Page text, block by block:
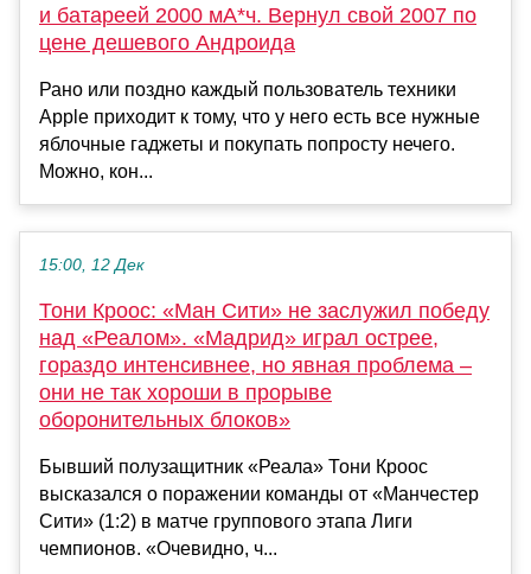
и батареей 2000 мА*ч. Вернул свой 2007 по
цене дешевого Андроида
Рано или поздно каждый пользователь техники
Apple приходит к тому, что у него есть все нужные
яблочные гаджеты и покупать попросту нечего.
Можно, кон...
15:00, 12 Дек
Тони Кроос: «Ман Сити» не заслужил победу
над «Реалом». «Мадрид» играл острее,
гораздо интенсивнее, но явная проблема –
они не так хороши в прорыве
оборонительных блоков»
Бывший полузащитник «Реала» Тони Кроос
высказался о поражении команды от «Манчестер
Сити» (1:2) в матче группового этапа Лиги
чемпионов. «Очевидно, ч...